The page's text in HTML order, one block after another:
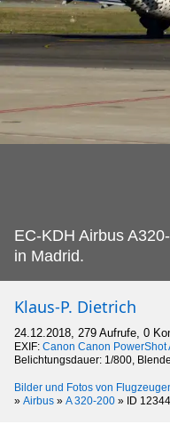
EC-KDH Airbus
in Madrid.
Klaus-P. Dietrich
24.12.2018, 279 Aufrufe, 0
EXIF: Canon Canon PowerShot
Belichtungsdauer: 1/800,
Bilder und Fotos von
» Airbus » A 320-200 » ID